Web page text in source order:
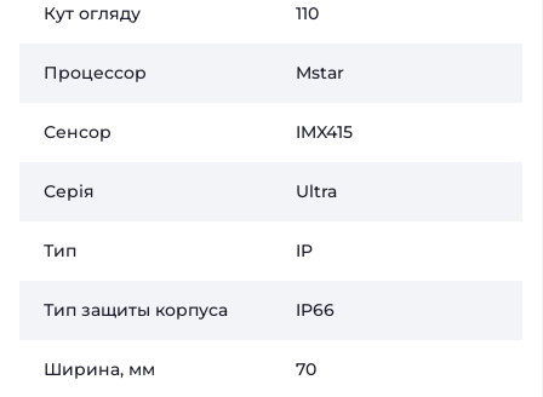
Кут огляду 110
Процессор Mstar
Сенсор IMX415
Серія Ultra
Тип IP
Тип защиты корпуса IP66
Ширина, мм 70